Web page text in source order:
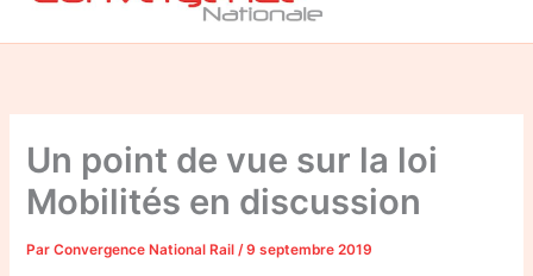
Un point de vue sur la loi
Mobilités en discussion
ParConvergence National Rail/9 septembre 2019